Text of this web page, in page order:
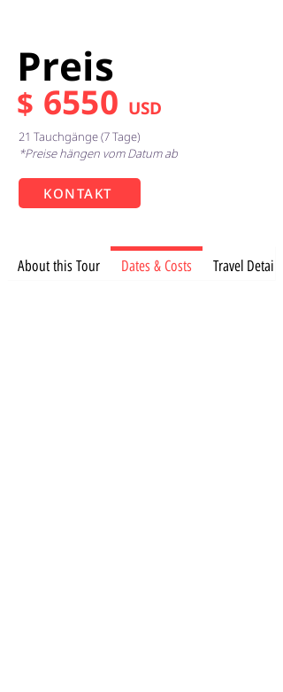
Preis
$ 6550 USD
21 Tauchgänge (7 Tage)
*Preise hängen vom Datum ab
KONTAKT
About this Tour Dates & Costs Travel Details